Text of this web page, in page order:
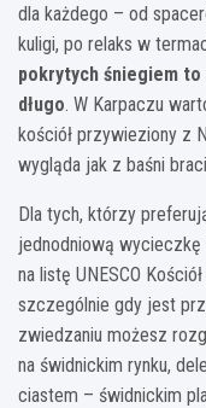
dla każdego – od
kuligi, po relaks w
pokrytych śniegiem
długo. W Karpaczu
kościół przywieziony z
wygląda jak z baśni
Dla tych, którzy
jednodniową wycieczkę
na listę UNESCO
szczególnie gdy jest
zwiedzaniu możesz
na świdnickim rynku,
ciastem – świdnickim